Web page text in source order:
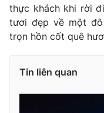
thực khách khi rời
tươi đẹp về một
trọn hồn cốt quê
Tin liên quan